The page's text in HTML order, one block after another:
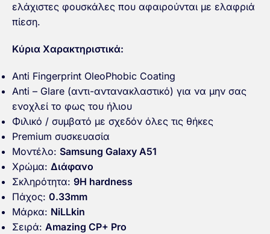
ελάχιστες φουσκάλες που αφαιρούνται με ελαφριά
πίεση.
Κύρια Χαρακτηριστικά:
Anti Fingerprint OleoPhobic Coating
Anti – Glare (αντι-αντανακλαστικό) για να μην σας
ενοχλεί το φως του ήλιου
Φιλικό / συμβατό με σχεδόν όλες τις θήκες
Premium συσκευασία
Μοντέλο: Samsung Galaxy A51
Χρώμα: Διάφανο
Σκληρότητα: 9H hardness
Πάχος: 0.33mm
Μάρκα: NiLLkin
Σειρά: Amazing CP+ Pro